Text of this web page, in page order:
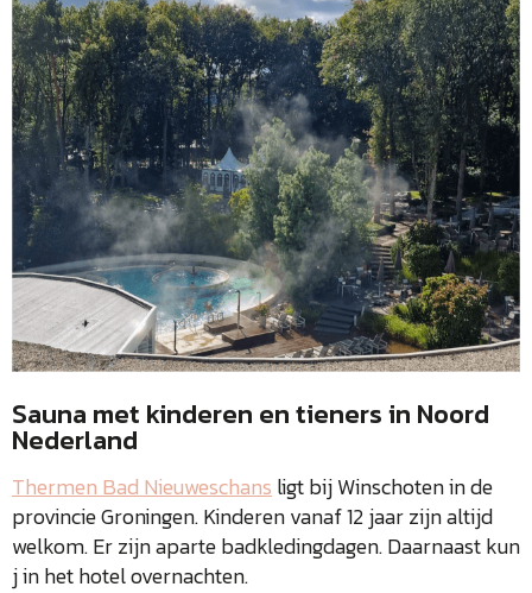
Sauna met kinderen en tieners in Noord
Nederland
Thermen Bad Nieuweschans ligt bij Winschoten in de
provincie Groningen. Kinderen vanaf 12 jaar zijn altijd
welkom. Er zijn aparte badkledingdagen. Daarnaast kun
j in het hotel overnachten.